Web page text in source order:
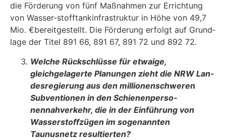
die Förderung von fünf Maßnahmen zur Errichtung
von Wasser-stofftankinfrastruktur in Höhe von 49,7
Mio. €bereitgestellt. Die Förderung erfolgt auf Grund­
lage der Titel 891 66, 891 67, 891 72 und 892 72.
Welche Rückschlüsse für etwaige,
gleichgelagerte Planungen zieht die NRW Lan­
desregierung aus den millionenschweren
Subventionen in den Schienenperso­
nennahverkehr, die in der Einführung von
Wasserstoffzügen im sogenannten
Taunusnetz resultierten?